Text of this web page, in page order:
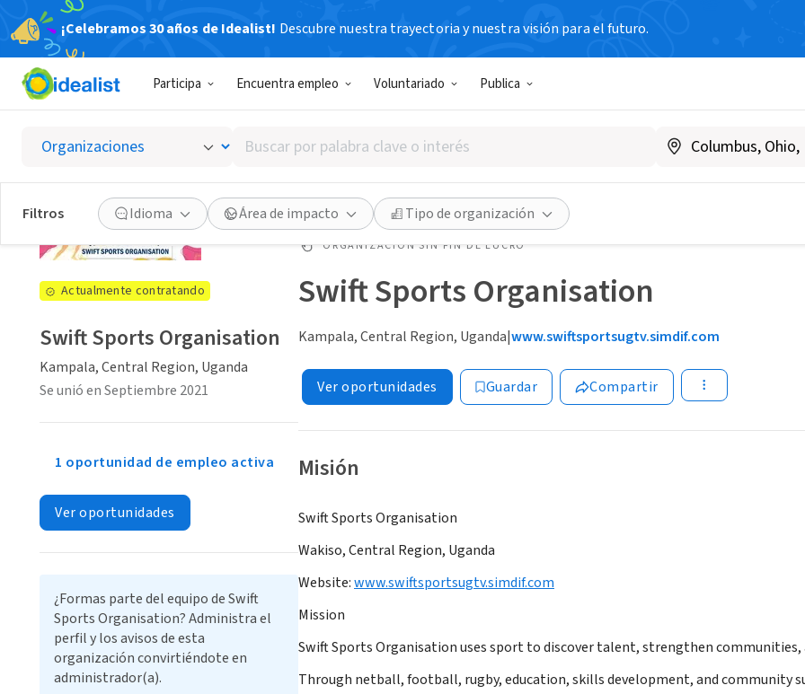
¡Celebramos 30 años de Idealist! Descubre nuestra trayectoria y nuestra visión para el futuro.
Participa Encuentra empleo Voluntariado Publica
Buscar
por
palabra
clave
o
interés
Filtros Idioma Área de impacto Tipo de organización
ORGANIZACIÓN SIN FIN DE LUCRO
Swift Sports Organisation
Kampala, Central Region, Uganda|www.swiftsportsugtv.simdif.com
Ver oportunidades Guardar Compartir
Misión
Swift Sports Organisation
Wakiso, Central Region, Uganda
Website:www.swiftsportsugtv.simdif.com
Mission
Swift Sports Organisation uses sport to discover talent, strengthen
Through netball, football, rugby, education, skills development, and community
Actualmente contratando
Swift Sports Organisation
Kampala, Central Region, Uganda
Se unió en Septiembre 2021
1 oportunidad de empleo activa
Ver oportunidades
¿Formas parte del equipo de Swift
Sports Organisation? Administra el
perfil y los avisos de esta
organización convirtiéndote en
administrador(a).